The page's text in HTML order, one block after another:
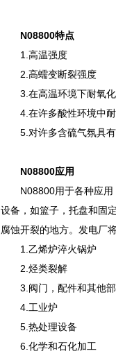
N08800特点
1.高温强度
2.高蠕变断裂强度
3.在高温环境下耐氧
4.在许多酸性环境中
5.对许多含硫气氛具
N08800应用
N08800用于各种应
设备，如篮子，托盘和固
腐蚀开裂的地方。发电厂
1.乙烯炉淬火锅炉
2.烃类裂解
3.阀门，配件和其他
4.工业炉
5.热处理设备
6.化学和石化加工